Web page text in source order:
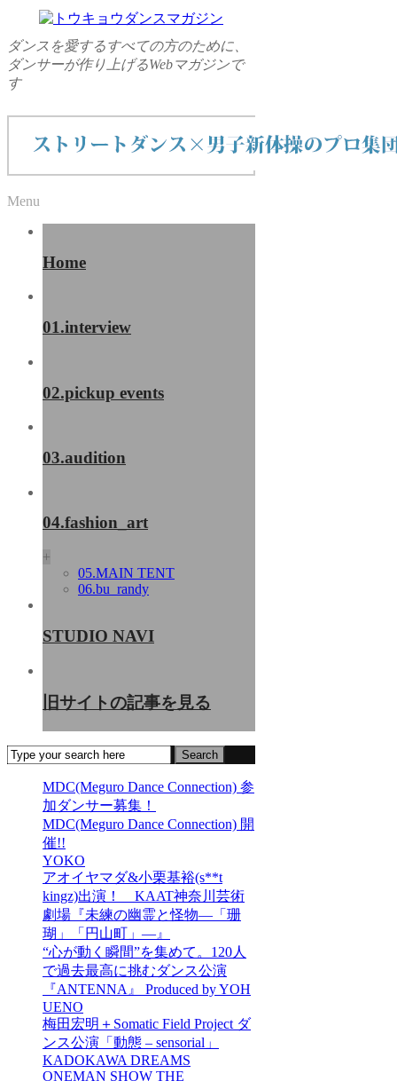
ダンスを愛するすべての方のために、
ダンサーが作り上げるWebマガジンで
す
Menu
Home
01.interview
02.pickup events
03.audition
04.fashion_art
+
05.MAIN TENT
06.bu_randy
STUDIO NAVI
旧サイトの記事を見る
MDC(Meguro Dance Connection) 参
加ダンサー募集！
MDC(Meguro Dance Connection) 開
催!!
YOKO
アオイヤマダ&小栗基裕(s**t
kingz)出演！ KAAT神奈川芸術
劇場『未練の幽霊と怪物―「珊
瑚」「円山町」―』
“心が動く瞬間”を集めて。120人
で過去最高に挑むダンス公演
『ANTENNA』 Produced by YOH
UENO
梅田宏明＋Somatic Field Project ダ
ンス公演「動態 ‒ sensorial」
KADOKAWA DREAMS
ONEMAN SHOW THE